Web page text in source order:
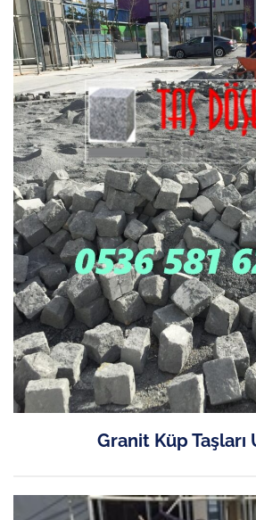
Granit Küp Taşları